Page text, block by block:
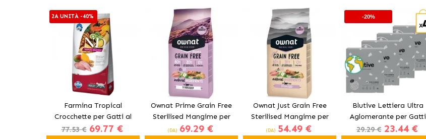
2A UNITÀ -40%
Farmina Tropical
Crocchette per Gatti al
Pollo
77.53 € 69.77 €
Ownat Prime Grain Free
Sterilised Mangime per
Gatti Sterilizzati
(DA) 69.29 €
Ownat Just Grain Free
Sterilised Mangime per
Gatti Sterilizzati
(DA) 54.49 €
-20%
Blutive Lettiera Ultra
Aglomerante per Gatti
Carbone Attivo
29.29 € 23.44 €